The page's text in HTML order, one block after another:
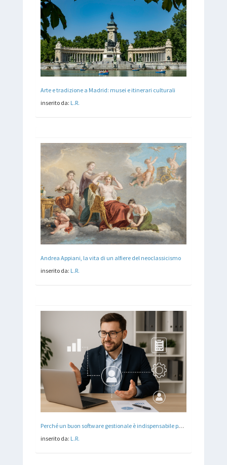
Arte e tradizione a Madrid: musei e itinerari culturali
inserito da: L.R.
Andrea Appiani, la vita di un alfiere del neoclassicismo
inserito da: L.R.
Perché un buon software gestionale è indispensabile per la tua attività?
inserito da: L.R.